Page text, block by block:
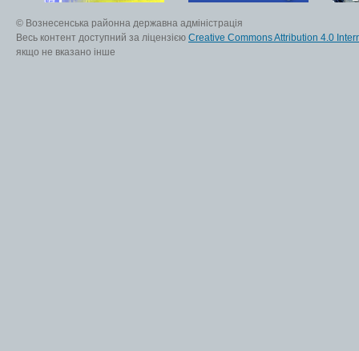
© Вознесенська районна державна адміністрація
Весь контент доступний за ліцензією Creative Commons Attribution 4.0
якщо не вказано інше